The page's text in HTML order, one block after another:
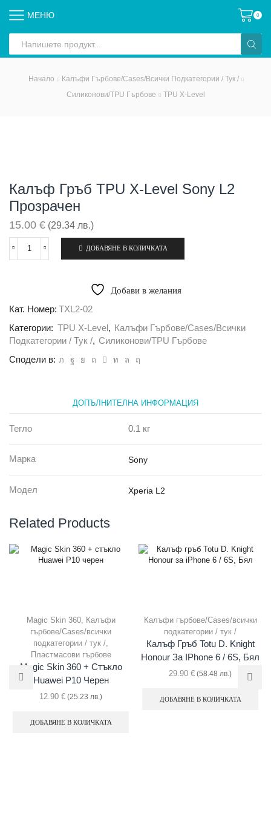
МЕНЮ 0
input
Начало
Калъфи Гърбове/Cases/всички Подкатегории / Тук /
Силиконови/TPU Гърбове
TPU X-Level
Калъф Гръб TPU X-Level Sony L2
Прозрачен
15.00 € (29.34 лв.)
количество
X-
Sony
L2
ДОБАВЯНЕ В КОЛИЧКАТА
Добави в желания
Кат. Номер: TXL2-02
Категории: TPU X-Level , Калъфи Гърбове/Cases/всички
Подкатегории / Тук /, Силиконови/TPU Гърбове
Сподели в:
ДОПЪЛНИТЕЛНА ИНФОРМАЦИЯ
Тегло 0.1 кг
Марка Sony
Модел Xperia L2
Related Products
Magic Skin 360,
Калъфи
гърбове/Cases/всички
подкатегории / тук /
Пластмасови гърбове
Magic Skin 360 + Стъкло
Huawei P10 Черен
12.90 € (25.23 лв.)
ДОБАВЯНЕ В КОЛИЧКАТА
Калъфи гърбове/Cases/всички
подкатегории / тук /
Калъф Гръб Totu D. Knight
Honour За IPhone 6 / 6S, Бял
29.90 € (58.48 лв.)
ДОБАВЯНЕ В КОЛИЧКАТА